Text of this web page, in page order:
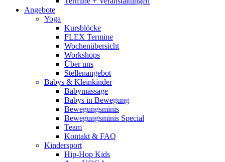
Angebote
Yoga
Kursblöcke
FLEX Termine
Wochenübersicht
Workshops
Über uns
Stellenangebot
Babys & Kleinkinder
Babymassage
Babys in Bewegung
Bewegungsminis
Bewegungsminis Special
Team
Kontakt & FAQ
Kindersport
Hip-Hop Kids